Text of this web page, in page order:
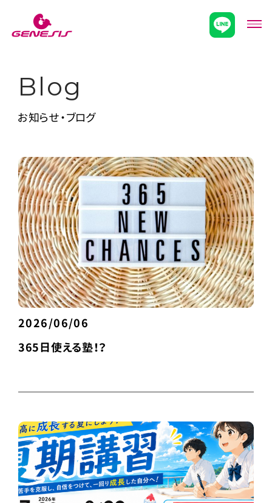
次世代型超個別塾Genesis メ
Blog
お知らせ・ブログ
2026/06/06
365日使える塾！？